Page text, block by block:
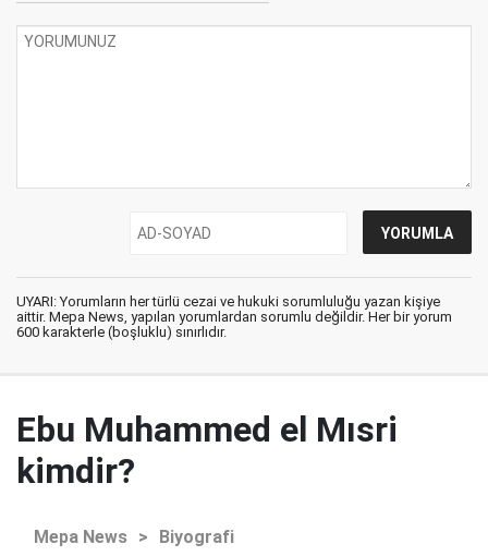
UYARI: Yorumların her türlü cezai ve hukuki sorumluluğu yazan kişiye
aittir. Mepa News, yapılan yorumlardan sorumlu değildir. Her bir yorum
600 karakterle (boşluklu) sınırlıdır.
Ebu Muhammed el Mısri
kimdir?
Mepa News > Biyografi